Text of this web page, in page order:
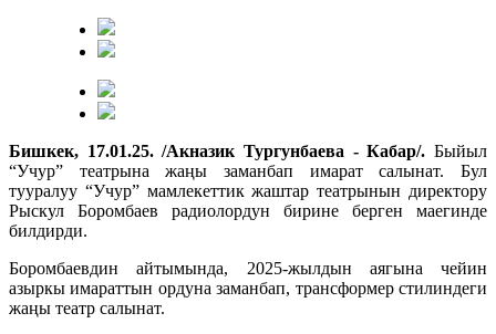
Бишкек, 17.01.25. /Акназик Тургунбаева - Кабар/. Быйыл
“Учур” театрына жаңы заманбап имарат салынат. Бул
тууралуу “Учур” мамлекеттик жаштар театрынын директору
Рыскул Боромбаев радиолордун бирине берген маегинде
билдирди.
Боромбаевдин айтымында, 2025-жылдын аягына чейин
азыркы имараттын ордуна заманбап, трансформер стилиндеги
жаңы театр салынат.